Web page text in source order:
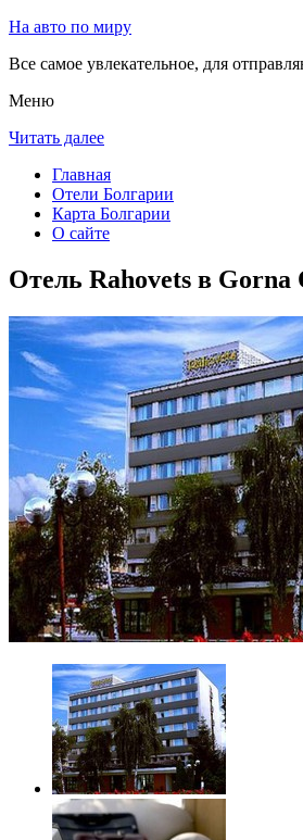
На авто по миру
Все самое увлекательное, для
Меню
Читать далее
Главная
Отели Болгарии
Карта Болгарии
О сайте
Отель Rahovets в Gorna